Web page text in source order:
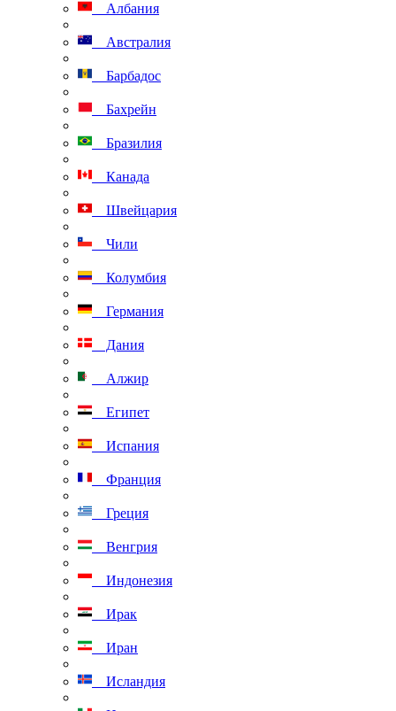
Албания
Австралия
Барбадос
Бахрейн
Бразилия
Канада
Швейцария
Чили
Колумбия
Германия
Дания
Алжир
Египет
Испания
Франция
Греция
Венгрия
Индонезия
Ирак
Иран
Исландия